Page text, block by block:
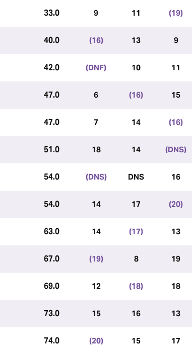
33.0 9 11 (19)
40.0 (16) 13 9
42.0 (DNF) 10 11
47.0 6 (16) 15
47.0 7 14 (16)
51.0 18 14 (DNS)
54.0 (DNS) DNS 16
54.0 14 17 (20)
63.0 14 (17) 13
67.0 (19) 8 19
69.0 12 (18) 18
73.0 15 16 13
74.0 (20) 15 17